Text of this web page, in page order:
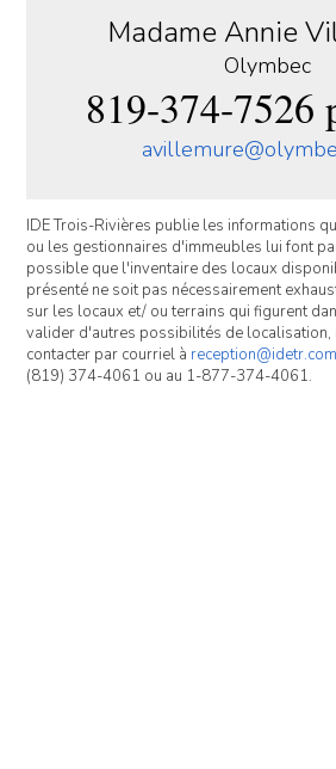
Madame Annie
Olymbec
819-374-7526
IDE Trois-Rivières publie les informations
ou les gestionnaires d'immeubles lui font
possible que l'inventaire des locaux
présenté ne soit pas nécessairement
sur les locaux et/ ou terrains qui figurent
valider d'autres possibilités de localisation,
contacter par courriel à reception@idetr.com
(819) 374-4061 ou au 1-877-374-4061.